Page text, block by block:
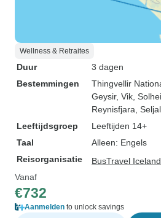
Wellness & Retraites
Duur
3 dagen
Bestemmingen
Thingvellir
Geysir, Vik ,
Reynisfjara ,
Leeftijdsgroep
Leeftijden 14+
Taal
Alleen: Engels
Reisorganisatie
BusTravel Iceland
Vanaf
€732
Aanmelden to unlock savings